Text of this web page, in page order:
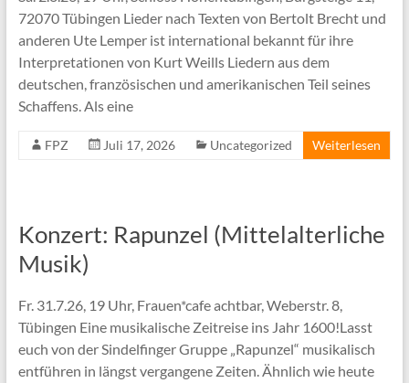
72070 Tübingen Lieder nach Texten von Bertolt Brecht und
anderen Ute Lemper ist international bekannt für ihre
Interpretationen von Kurt Weills Liedern aus dem
deutschen, französischen und amerikanischen Teil seines
Schaffens. Als eine
FPZ Juli 17, 2026 Uncategorized Weiterlesen
Konzert: Rapunzel (Mittelalterliche
Musik)
Fr. 31.7.26, 19 Uhr, Frauen*cafe achtbar, Weberstr. 8,
Tübingen Eine musikalische Zeitreise ins Jahr 1600!Lasst
euch von der Sindelfinger Gruppe „Rapunzel“ musikalisch
entführen in längst vergangene Zeiten. Ähnlich wie heute